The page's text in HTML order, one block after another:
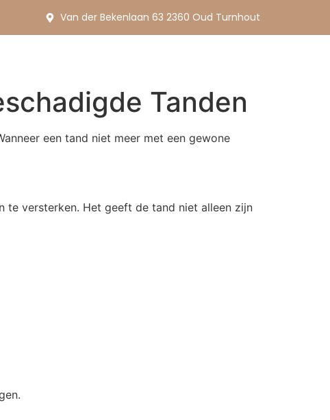
Van der Bekenlaan 63 2360 Oud Turnhout
Tanden
een tand niet meer met een gewone
te versterken. Het geeft de tand niet alleen zijn